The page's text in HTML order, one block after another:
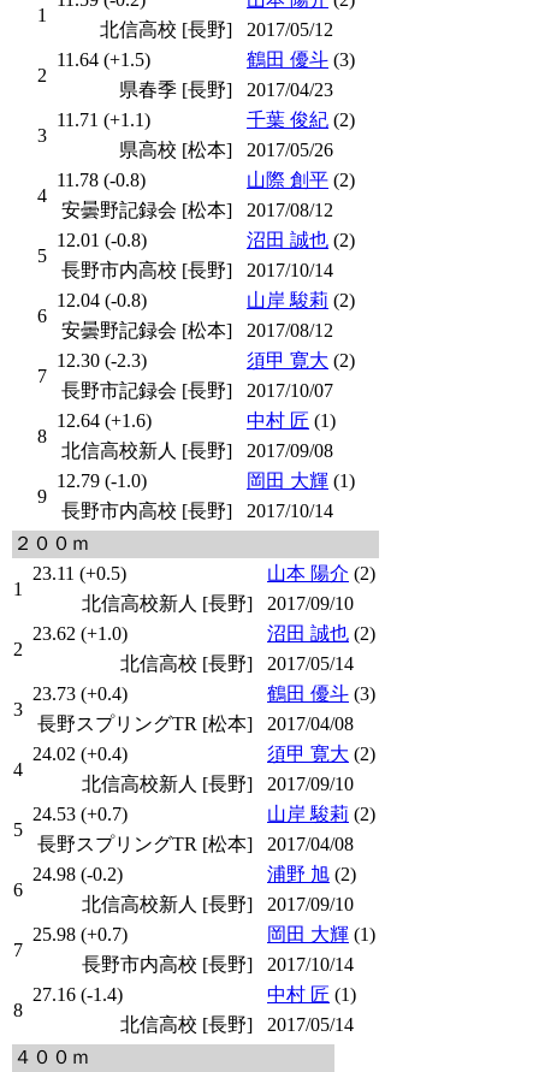
1
北信高校 [長野]
2017/05/12
2
11.64 (+1.5) 鶴田 優斗 (3)
県春季 [長野]
2017/04/23
3
11.71 (+1.1) 千葉 俊紀 (2)
県高校 [松本]
2017/05/26
4
11.78 (-0.8) 山際 創平 (2)
安曇野記録会 [松本]
2017/08/12
5
12.01 (-0.8) 沼田 誠也 (2)
長野市内高校 [長野]
2017/10/14
6
12.04 (-0.8) 山岸 駿莉 (2)
安曇野記録会 [松本]
2017/08/12
7
12.30 (-2.3) 須甲 寛大 (2)
長野市記録会 [長野]
2017/10/07
8
12.64 (+1.6) 中村 匠 (1)
北信高校新人 [長野]
2017/09/08
9
12.79 (-1.0) 岡田 大輝 (1)
長野市内高校 [長野]
2017/10/14
２００ｍ
1
23.11 (+0.5) 山本 陽介 (2)
北信高校新人 [長野]
2017/09/10
2
23.62 (+1.0) 沼田 誠也 (2)
北信高校 [長野]
2017/05/14
3
23.73 (+0.4) 鶴田 優斗 (3)
長野スプリングTR [松本]
2017/04/08
4
24.02 (+0.4) 須甲 寛大 (2)
北信高校新人 [長野]
2017/09/10
5
24.53 (+0.7) 山岸 駿莉 (2)
長野スプリングTR [松本]
2017/04/08
6
24.98 (-0.2) 浦野 旭 (2)
北信高校新人 [長野]
2017/09/10
7
25.98 (+0.7) 岡田 大輝 (1)
長野市内高校 [長野]
2017/10/14
8
27.16 (-1.4) 中村 匠 (1)
北信高校 [長野]
2017/05/14
４００ｍ